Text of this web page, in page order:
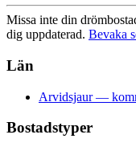
Missa inte din
dig uppdaterad. Bevaka
Län
Arvidsjaur —
Bostadstyper